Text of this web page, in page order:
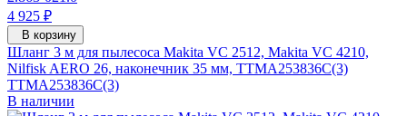
4 925 ₽
В корзину
Шланг 3 м для пылесоса Makita VC 2512, Makita VC 4210,
Nilfisk AERO 26, наконечник 35 мм, TTMA253836C(3)
TTMA253836C(3)
В наличии